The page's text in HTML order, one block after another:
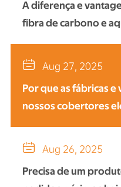
A diferença e
fibra de carbono e
 Aug 27, 2025
Por que as fábricas
nossos cobertores
 Aug 26, 2025
Precisa de um